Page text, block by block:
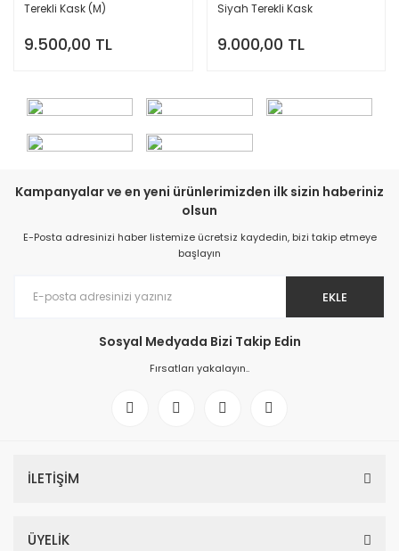
Terekli Kask (M)
9.500,00 TL
Siyah Terekli Kask
9.000,00 TL
Kampanyalar ve en yeni ürünlerimizden ilk sizin haberiniz
olsun
E-Posta adresinizi haber listemize ücretsiz kaydedin, bizi takip etmeye
başlayın
EKLE
Sosyal Medyada Bizi Takip Edin
Fırsatları yakalayın..
İLETİŞİM
ÜYELİK